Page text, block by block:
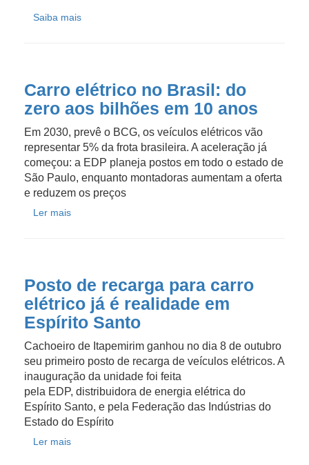
Saiba mais
Carro elétrico no Brasil: do
zero aos bilhões em 10 anos
Em 2030, prevê o BCG, os veículos elétricos vão
representar 5% da frota brasileira. A aceleração já
começou: a EDP planeja postos em todo o estado de
São Paulo, enquanto montadoras aumentam a oferta
e reduzem os preços
Ler mais
Posto de recarga para carro
elétrico já é realidade em
Espírito Santo
Cachoeiro de Itapemirim ganhou no dia 8 de outubro
seu primeiro posto de recarga de veículos elétricos. A
inauguração da unidade foi feita
pela EDP, distribuidora de energia elétrica do
Espírito Santo, e pela Federação das Indústrias do
Estado do Espírito
Ler mais